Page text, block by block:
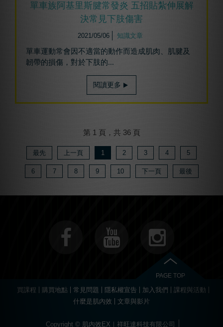
單車族阿基里斯腱常發炎 五招貼紮伸展解
決常見下肢傷害
2021/05/06 知識文章
單車運動常會因不適當的動作而造成肌肉、肌腱及
韌帶的損傷，對於下肢的...
閱讀更多
第 1 頁，共 36 頁
最先 上一頁 1 2 3 4 5
6 7 8 9 10 下一頁 最後
PAGE TOP
買課程 購買地點 常見問題 隱私權宣告 加入我們
課程與活動
什麼是肌內效
文章與影片
Copyright © 肌內效EX｜祥旺達科技有限公司